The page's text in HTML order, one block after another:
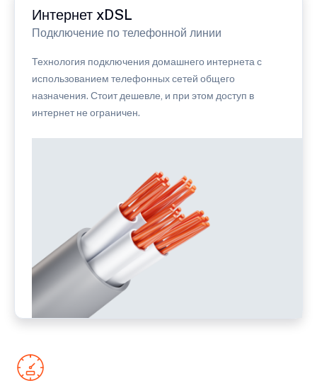
Интернет xDSL
Подключение по телефонной линии
Технология подключения домашнего интернета с
использованием телефонных сетей общего
назначения. Стоит дешевле, и при этом доступ в
интернет не ограничен.